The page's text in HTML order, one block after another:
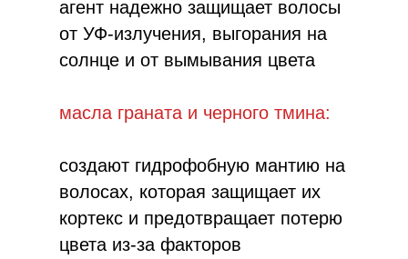
агент надежно защищает волосы
от УФ-излучения, выгорания на
солнце и от вымывания цвета
масла граната и черного тмина:
создают гидрофобную мантию на
волосах, которая защищает их
кортекс и предотвращает потерю
цвета из-за факторов